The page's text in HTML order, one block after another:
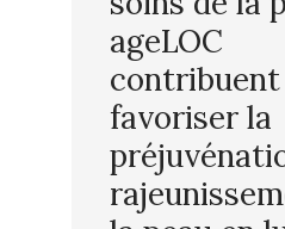
ageLOC
contribuent
favoriser la